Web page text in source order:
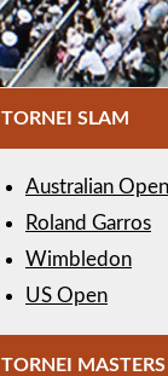
TORNEI SLAM
Australian Open
Roland Garros
Wimbledon
US Open
TORNEI